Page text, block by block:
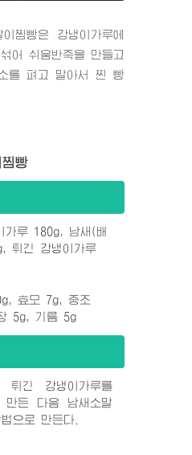
찜빵은 강냉이가루에
어 쉬움반죽을 만들고
를 펴고 말아서 찐 빵
찜빵
가루 180g, 남새(배
튀긴 강냉이가루
효모 7g, 중조
5g, 기름 5g
튀긴 강냉이가루를
만든 다음 남새소말
으로 만든다.